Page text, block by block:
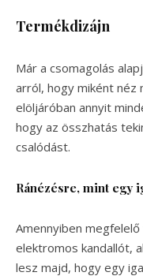
Termékdizájn
Már a csomagolás
arról, hogy miként néz
elöljáróban annyit
hogy az összhatás
csalódást.
Ránézésre, mint egy
Amennyiben
elektromos kandallót,
lesz majd, hogy egy